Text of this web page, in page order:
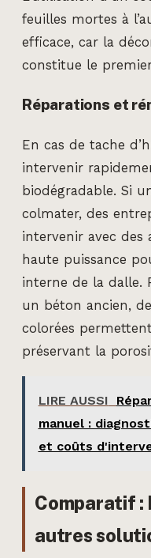
feuilles mortes à
efficace, car la
constitue le
Réparations et
En cas de tache
intervenir
biodégradable. Si
colmater, des
intervenir avec des
haute puissance
interne de la dalle.
un béton ancien,
colorées
préservant la
LIRE AUSSI
manuel :
et coûts
Comparatif :
autres